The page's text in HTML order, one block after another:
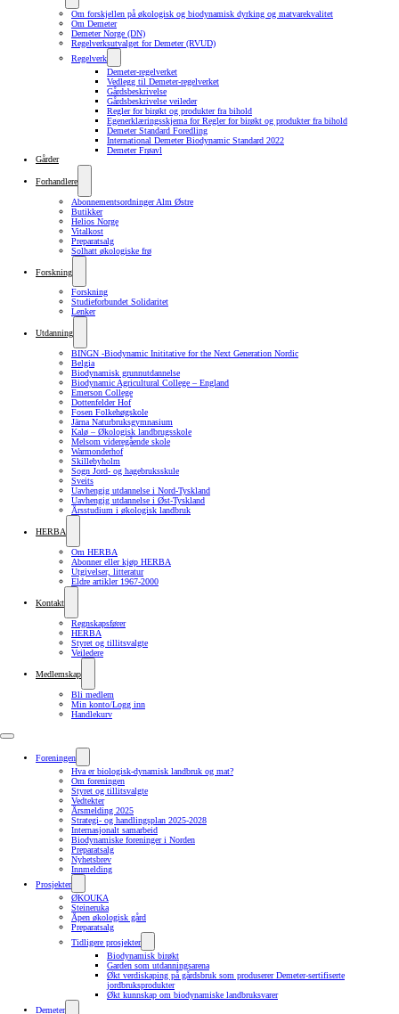
Om forskjellen på økologisk og biodynamisk dyrking og matvarekvalitet
Om Demeter
Demeter Norge (DN)
Regelverksutvalget for Demeter (RVUD)
Regelverk
Demeter-regelverket
Vedlegg til Demeter-regelverket
Gårdsbeskrivelse
Gårdsbeskrivelse veileder
Regler for birøkt og produkter fra bihold
Egenerklæringsskjema for Regler for birøkt og produkter fra bihold
Demeter Standard Foredling
International Demeter Biodynamic Standard 2022
Demeter Frøavl
Gårder
Forhandlere
Abonnementsordninger Alm Østre
Butikker
Helios Norge
Vitalkost
Preparatsalg
Solhatt økologiske frø
Forskning
Forskning
Studieforbundet Solidaritet
Lenker
Utdanning
BINGN -Biodynamic Inititative for the Next Generation Nordic
Belgia
Biodynamisk grunnutdannelse
Biodynamic Agricultural College – England
Emerson College
Dottenfelder Hof
Fosen Folkehøgskole
Järna Naturbruksgymnasium
Kalø – Økologisk landbrugsskole
Melsom videregående skole
Warmonderhof
Skillebyholm
Sogn Jord- og hagebruksskule
Sveits
Uavhengig utdannelse i Nord-Tyskland
Uavhengig utdannelse i Øst-Tyskland
Årsstudium i økologisk landbruk
HERBA
Om HERBA
Abonner eller kjøp HERBA
Utgivelser, litteratur
Eldre artikler 1967-2000
Kontakt
Regnskapsfører
HERBA
Styret og tillitsvalgte
Veiledere
Medlemskap
Bli medlem
Min konto/Logg inn
Handlekurv
Foreningen
Hva er biologisk-dynamisk landbruk og mat?
Om foreningen
Styret og tillitsvalgte
Vedtekter
Årsmelding 2025
Strategi- og handlingsplan 2025-2028
Internasjonalt samarbeid
Biodynamiske foreninger i Norden
Preparatsalg
Nyhetsbrev
Innmelding
Prosjekter
ØKOUKA
Steineruka
Åpen økologisk gård
Preparatsalg
Tidligere prosjekter
Biodynamisk birøkt
Garden som utdanningsarena
Økt verdiskaping på gårdsbruk som produserer Demeter-sertifiserte
jordbruksprodukter
Økt kunnskap om biodynamiske landbruksvarer
Demeter